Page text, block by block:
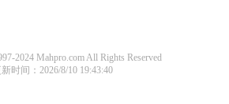
2024 Mahpro.com All Rights Reserved
新时间：2026/8/10 19:43:40